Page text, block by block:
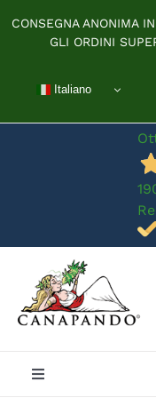
contenuto
CONSEGNA ANONIMA
GLI ORDINI
Italiano
Toggle